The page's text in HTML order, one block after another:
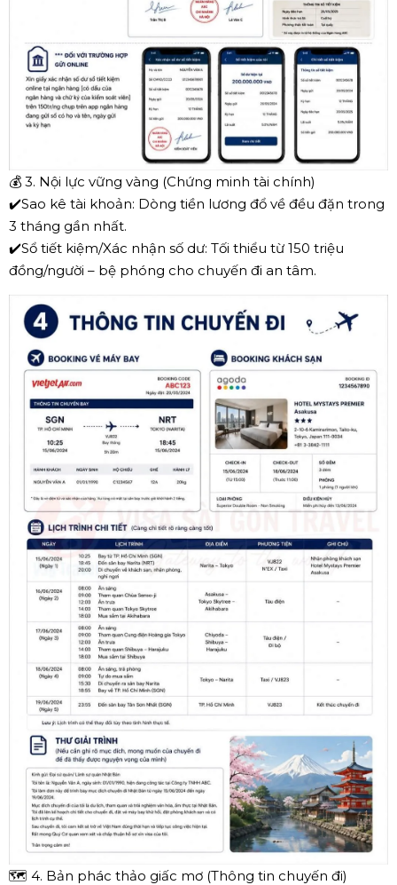
💰 3. Nội lực vững vàng (Chứng minh tài chính)
✔️Sao kê tài khoản: Dòng tiền lương đổ về đều đặn trong
3 tháng gần nhất.
✔️Sổ tiết kiệm/Xác nhận số dư: Tối thiểu từ 150 triệu
đồng/người – bệ phóng cho chuyến đi an tâm.
🗺️ 4. Bản phác thảo giấc mơ (Thông tin chuyến đi)